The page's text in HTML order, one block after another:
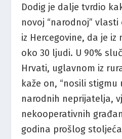
Dodig je dalje tvrdio
novoj “narodnoj”
iz Hercegovine, da je
oko 30 ljudi. U 90%
Hrvati, uglavnom iz
kaže on, “nosili
narodnih neprijatelja,
nekooperativnih
godina prošlog